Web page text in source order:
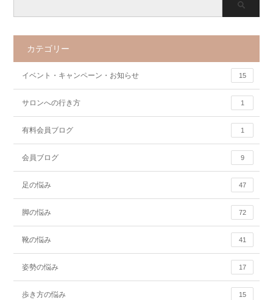
カテゴリー
イベント・キャンペーン・お知らせ 15
サロンへの行き方 1
有料会員ブログ 1
会員ブログ 9
足の悩み 47
脚の悩み 72
靴の悩み 41
姿勢の悩み 17
歩き方の悩み 15